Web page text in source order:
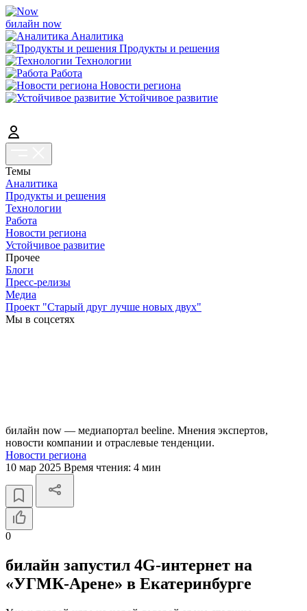
билайн now
Аналитика
Продукты и решения
Технологии
Работа
Новости региона
Устойчивое развитие
Темы
Аналитика
Продукты и решения
Технологии
Работа
Новости региона
Устойчивое развитие
Прочее
Блоги
Пресс-релизы
Медиа
Проект "Старый друг лучше новых двух"
Мы в соцсетях
билайн now — медиапортал beeline. Мнения экспертов,
новости компании и отраслевые тенденции.
Новости региона
10 мар 2025 Время чтения: 4 мин
0
билайн запустил 4G-интернет на
«УГМК-Арене» в Екатеринбурге